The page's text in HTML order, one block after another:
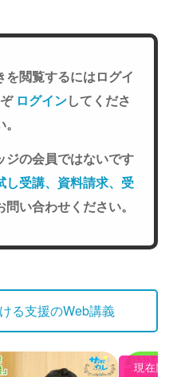
を閲覧するにはログイ
ログインしてくださ
ジの会員ではないです
し受講、資料請求、受
問い合わせください。
る支援のWeb講義
現在閲覧